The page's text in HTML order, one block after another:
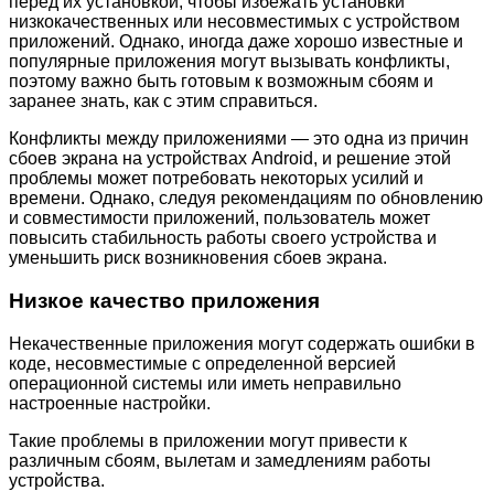
низкокачественных или несовместимых с устройством
приложений. Однако, иногда даже хорошо известные и
популярные приложения могут вызывать конфликты,
поэтому важно быть готовым к возможным сбоям и
заранее знать, как с этим справиться.
Конфликты между приложениями — это одна из причин
сбоев экрана на устройствах Android, и решение этой
проблемы может потребовать некоторых усилий и
времени. Однако, следуя рекомендациям по обновлению
и совместимости приложений, пользователь может
повысить стабильность работы своего устройства и
уменьшить риск возникновения сбоев экрана.
Низкое качество приложения
Некачественные приложения могут содержать ошибки в
коде, несовместимые с определенной версией
операционной системы или иметь неправильно
настроенные настройки.
Такие проблемы в приложении могут привести к
различным сбоям, вылетам и замедлениям работы
устройства.